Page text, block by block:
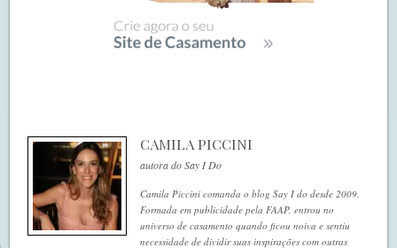
CAMILA PICCINI
autora do Say I Do
Camila Piccini comanda o blog Say I do desde 2009.
Formada em publicidade pela FAAP, entrou no
universo de casamento quando ficou noiva e sentiu
necessidade de dividir suas inspirações com outras